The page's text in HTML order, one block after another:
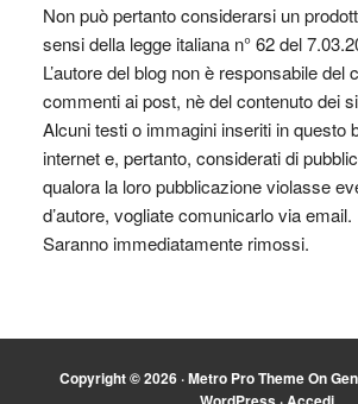
Non può pertanto considerarsi un
sensi della legge italiana n° 62 del
L’autore del blog non è responsabile del
commenti ai post, nè del contenuto dei
Alcuni testi o immagini inseriti in questo
internet e, pertanto, considerati di
qualora la loro pubblicazione violasse
d’autore, vogliate comunicarlo via email.
Saranno immediatamente rimossi.
Copyright © 2026 ·Metro Pro ThemeOn